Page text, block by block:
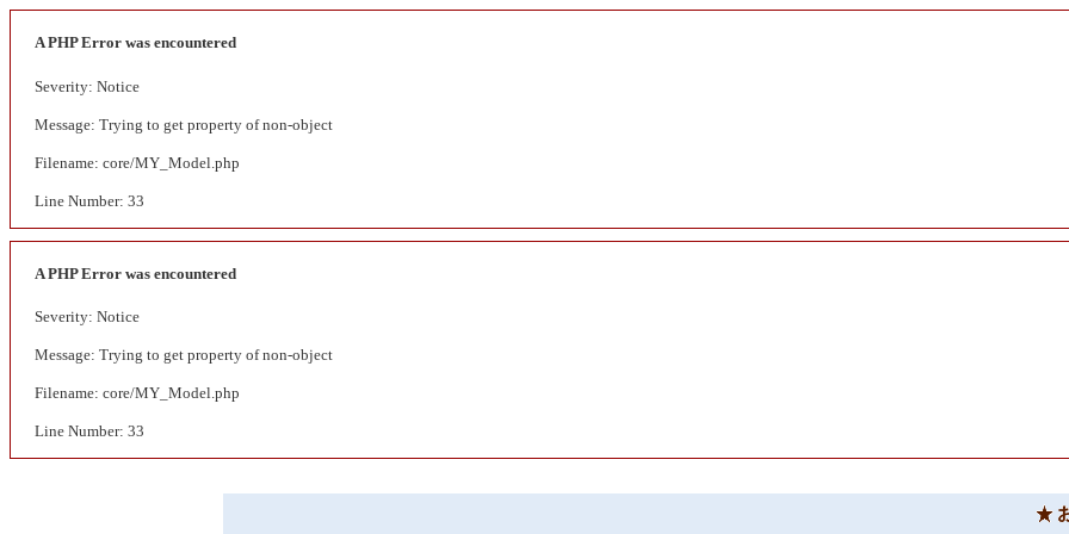
A PHP Error was encountered
Severity: Notice
Message: Trying to get property of non-object
Filename: core/MY_Model.php
Line Number: 33
A PHP Error was encountered
Severity: Notice
Message: Trying to get property of non-object
Filename: core/MY_Model.php
Line Number: 33